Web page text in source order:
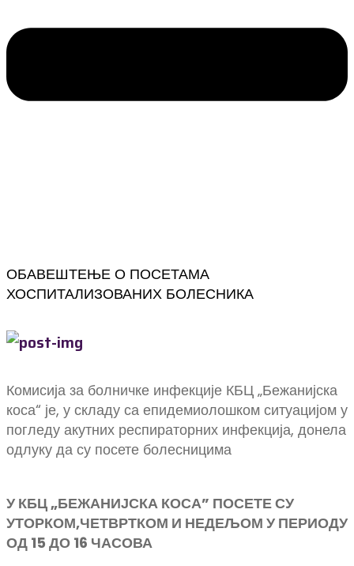
ОБАВЕШТЕЊЕ О ПОСЕТАМА
ХОСПИТАЛИЗОВАНИХ БОЛЕСНИКА
Комисија за болничке инфекције КБЦ „Бежанијска
коса“ је, у складу са епидемиолошком ситуацијом у
погледу акутних респираторних инфекција, донела
одлуку да су посете болесницима
У КБЦ „БЕЖАНИЈСКА КОСА” ПОСЕТЕ СУ
УТОРКОМ,ЧЕТВРТКОМ И НЕДЕЉОМ У ПЕРИОДУ
ОД 15 ДО 16 ЧАСОВА